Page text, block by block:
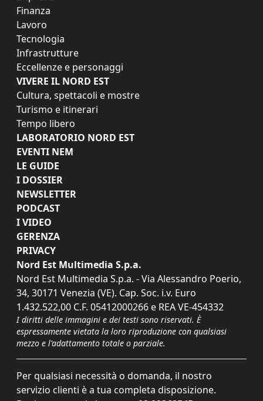
Finanza
Lavoro
Tecnologia
Infrastrutture
Eccellenze e personaggi
VIVERE IL NORD EST
Cultura, spettacoli e mostre
Turismo e itinerari
Tempo libero
LABORATORIO NORD EST
EVENTI NEM
LE GUIDE
I DOSSIER
NEWSLETTER
PODCAST
I VIDEO
GERENZA
PRIVACY
Nord Est Multimedia S.p.a.
Nord Est Multimedia S.p.a. - Via Alessandro Poerio,
34, 30171 Venezia (VE). Cap. Soc. i.v. Euro
1.432.522,00 C.F. 05412000266 e REA VE-454332
I diritti delle immagini e dei testi sono riservati. È
espressamente vietata la loro riproduzione con qualsiasi
mezzo e l'adattamento totale o parziale.
Per qualsiasi necessità o domanda, il nostro
servizio clienti è a tua completa disposizione.